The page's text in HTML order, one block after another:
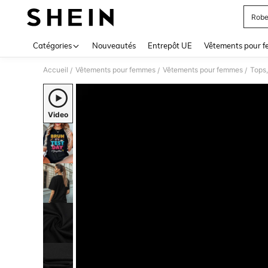
Catégories Nouveautés Entrepôt UE Vêtements pour
Accueil / Vêtements pour femmes / Vêtements pour femmes /
Video